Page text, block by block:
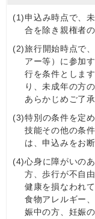
(1)申込み時点で、
合を除き親権者
(2)旅行開始時点で
アー等）に参加
行を条件としま
り、未成年の方
あらかじめご了
(3)特別の条件を定
技能その他の条
は、申込みをお
(4)心身に障がいの
方、歩行が不自
健康を損なわれ
食物アレルギー
娠中の方、妊娠